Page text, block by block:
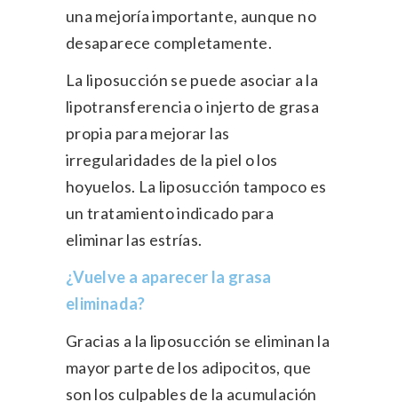
una mejoría importante, aunque no
desaparece completamente.
La liposucción se puede asociar a la
lipotransferencia o injerto de grasa
propia para mejorar las
irregularidades de la piel o los
hoyuelos. La liposucción tampoco es
un tratamiento indicado para
eliminar las estrías.
¿Vuelve a aparecer la grasa
eliminada?
Gracias a la liposucción se eliminan la
mayor parte de los adipocitos, que
son los culpables de la acumulación